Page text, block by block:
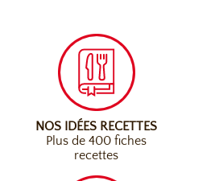
NOS IDÉES RECETTES
Plus de 400 fiches
recettes